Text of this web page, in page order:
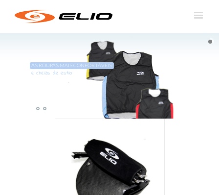
AS ROUPAS MAIS CONFORTÁVEIS
e cheias de estilo